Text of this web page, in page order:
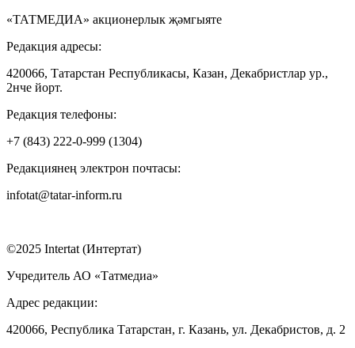
«ТАТМЕДИА» акционерлык җәмгыяте
Редакция адресы:
420066, Татарстан Республикасы, Казан, Декабристлар ур.,
2нче йорт.
Редакция телефоны:
+7 (843) 222-0-999 (1304)
Редакциянең электрон почтасы:
infotat@tatar-inform.ru
©2025 Intertat (Интертат)
Учредитель АО «Татмедиа»
Адрес редакции:
420066, Республика Татарстан, г. Казань, ул. Декабристов, д. 2